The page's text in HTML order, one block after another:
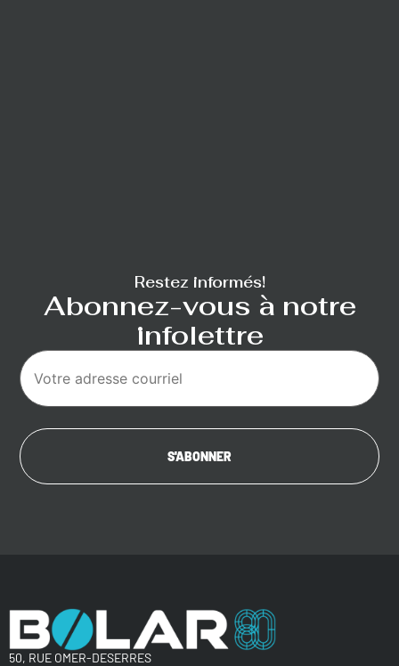
Restez informés!
Abonnez-vous à notre
infolettre
50, RUE OMER-DESERRES